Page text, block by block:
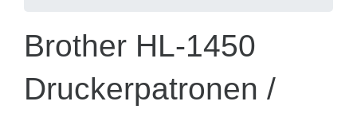
Brother HL-1450
Druckerpatronen /